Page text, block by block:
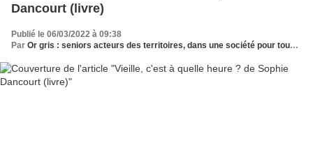
Dancourt (livre)
Publié le 06/03/2022 à 09:38
Par Or gris : seniors acteurs des territoires, dans une société pour tous les âges